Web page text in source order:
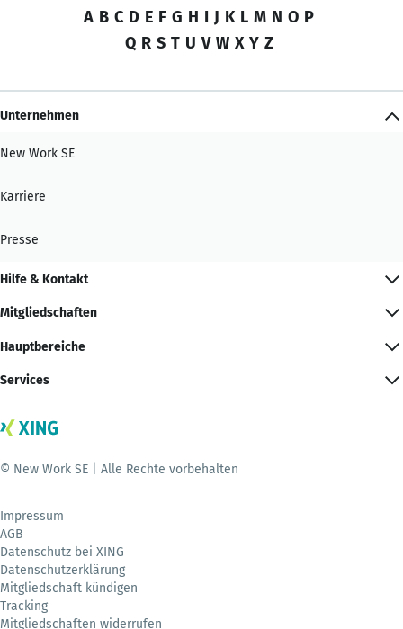
A B C D E F G H I J K L M N O P
Q R S T U V W X Y Z
Unternehmen
New Work SE
Karriere
Presse
Hilfe & Kontakt
Mitgliedschaften
Hauptbereiche
Services
© New Work SE | Alle Rechte vorbehalten
Impressum
AGB
Datenschutz bei XING
Datenschutzerklärung
Mitgliedschaft kündigen
Tracking
Mitgliedschaften widerrufen